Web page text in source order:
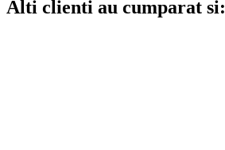
Alti clienti au cumparat si: